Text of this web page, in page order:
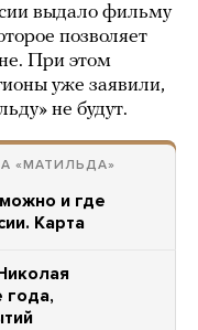
выдало фильму
позволяет
При этом
уже заявили,
не будут.
«МАТИЛЬДА»
и где
Карта
года,